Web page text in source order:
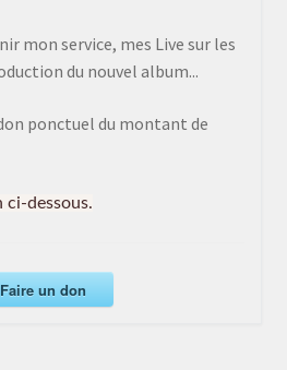
mon service, mes Live sur les
du nouvel album...
ponctuel du montant de
ci-dessous.
Faire un don